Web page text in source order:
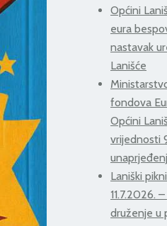
Općini
eura
nastavak
Lanišće
fondova
Općini
vrijednosti
Laniški
11.7.2026.
druženje u